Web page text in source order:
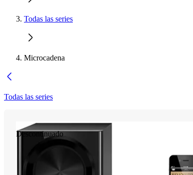
Todas las series
Microcadena
Todas las series
Descontinuado